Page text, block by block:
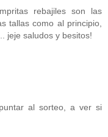
rebajiles son las
tallas como al principio,
jeje saludos y besitos!
al sorteo, a ver si